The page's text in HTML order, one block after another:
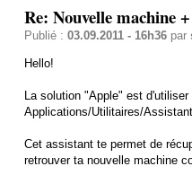
Re: Nouvelle machine
Publié : 03.09.2011 - 16h36par
Hello!
La solution "Apple" est
Applications/Utilitaires/
Cet assistant te permet de
retrouver ta nouvelle machine